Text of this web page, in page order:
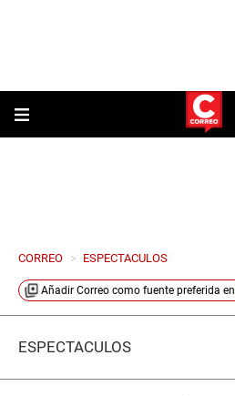
CORREO > ESPECTACULOS
Añadir Correo como fuente preferida en
ESPECTÁCULOS